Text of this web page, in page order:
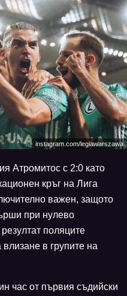
instagram.com/legiawarszawa
Атромитос с 2:0 като
кръг на Лига
важен, защото
при нулево
поляците
в групите на
час от първия съдийски